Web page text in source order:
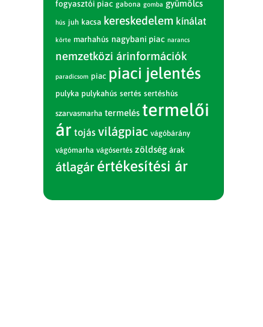
fogyasztói piac gabona gomba gyümölcs
hús juh kacsa kereskedelem kínálat
körte marhahús nagybani piac narancs
nemzetközi árinformációk
paradicsom piac piaci jelentés
pulyka pulykahús sertés sertéshús
szarvasmarha termelés termelői
ár tojás világpiac vágóbárány
vágómarha vágósertés zöldség árak
átlagár értékesítési ár